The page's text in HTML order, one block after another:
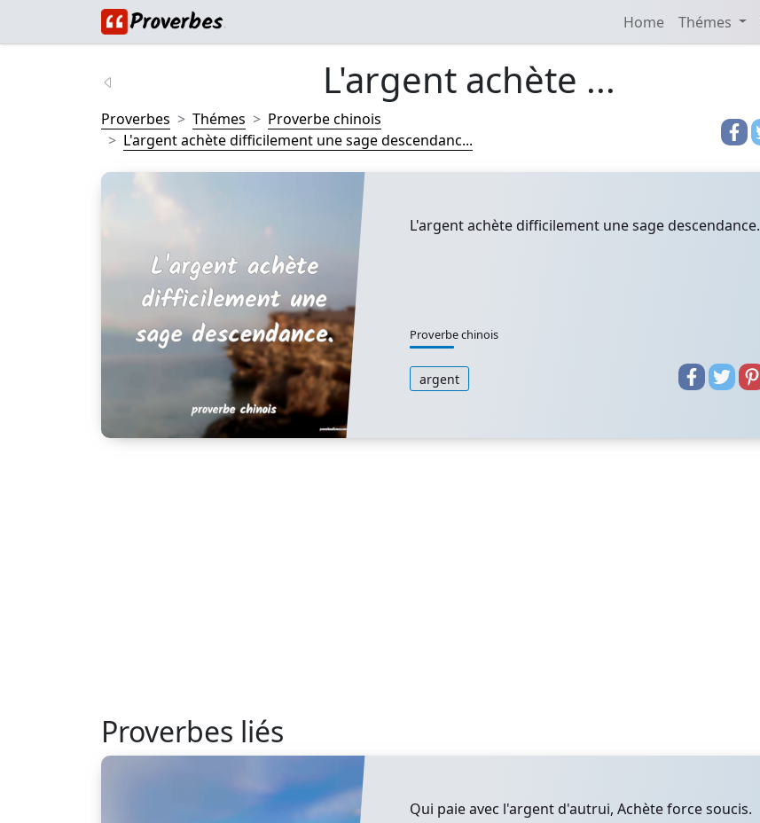
Home Thémes
L'argent achète ...
Proverbes Thémes
Proverbe chinois
L'argent achète difficilement une sage descendanc...
L'argent achète difficilement une sage descendance.
Proverbe chinois
argent
Proverbes liés
Qui paie avec l'argent d'autrui, Achète force soucis.